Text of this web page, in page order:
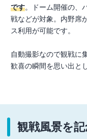
です。ドーム開催の、
戦などが対象。内野席
ス利用が可能です。
自動撮影なので観戦に
歓喜の瞬間を思い出と
観戦風景を